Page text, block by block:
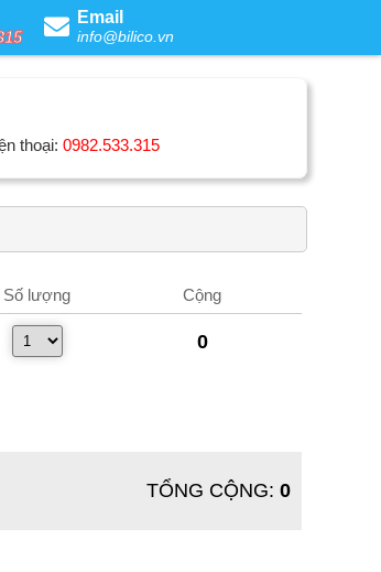
Email
info@bilico.vn
thoại: 0982.533.315
Số lượng Cộng
0
TỔNG CỘNG: 0